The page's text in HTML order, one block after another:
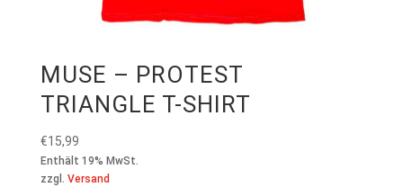
MUSE – PROTEST
TRIANGLE T-SHIRT
€15,99
Enthält 19% MwSt.
zzgl. Versand